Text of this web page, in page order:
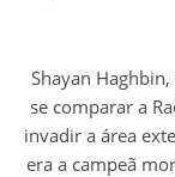
Shayan Haghbin, participante de “A Fazenda 15”, resolveu
se comparar a
invadir a área
era a campeã